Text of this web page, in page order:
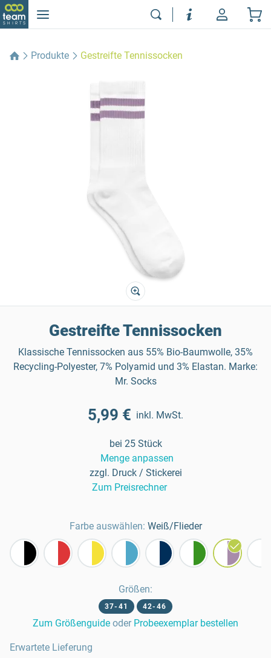
Produkte Gestreifte Tennissocken
Gestreifte Tennissocken
Klassische Tennissocken aus 55% Bio-Baumwolle, 35%
Recycling-Polyester, 7% Polyamid und 3% Elastan. Marke:
Mr. Socks
5,99 € inkl. MwSt.
bei 25 Stück
Menge anpassen
zzgl. Druck / Stickerei
Zum Preisrechner
Farbe auswählen: Weiß/Flieder
Größen:
37-41 42-46
Zum Größenguide oder Probeexemplar bestellen
Erwartete Lieferung